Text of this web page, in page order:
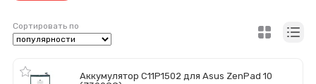
Сортировать по
Аккумулятор C11P1502 для Asus ZenPad 10